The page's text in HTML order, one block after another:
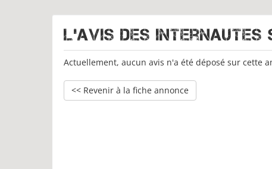
L'avis des internautes sur
Actuellement, aucun avis n'a été déposé sur cette
<< Revenir à la fiche annonce